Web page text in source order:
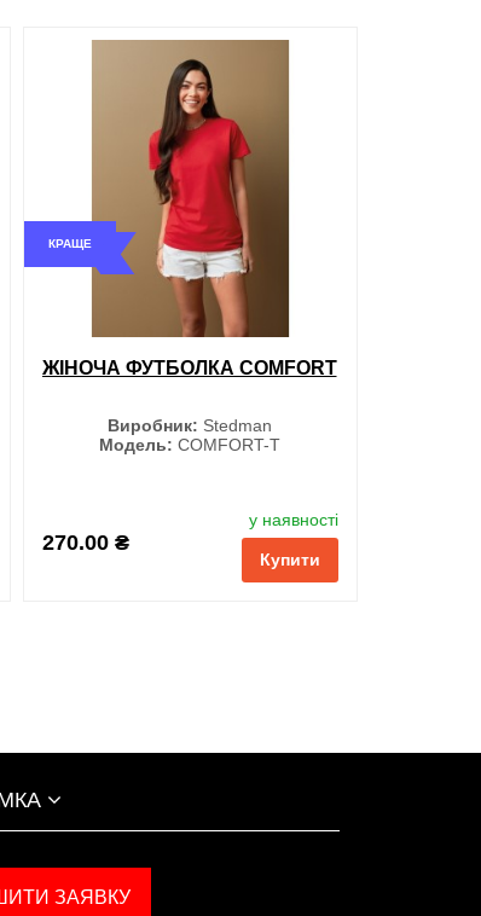
порівняння
КРАЩЕ
ЖІНОЧА ФУТБОЛКА COMFORT
Виробник: Stedman
Модель: COMFORT-T
270.00 ₴
у наявності
Купити
ЗАЯВКУ